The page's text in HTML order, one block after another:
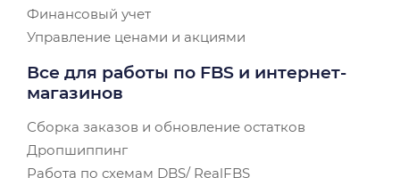
Финансовый учет
Управление ценами и акциями
Все для работы по FBS и интернет-
магазинов
Сборка заказов и обновление остатков
Дропшиппинг
Работа по схемам DBS/ RealFBS